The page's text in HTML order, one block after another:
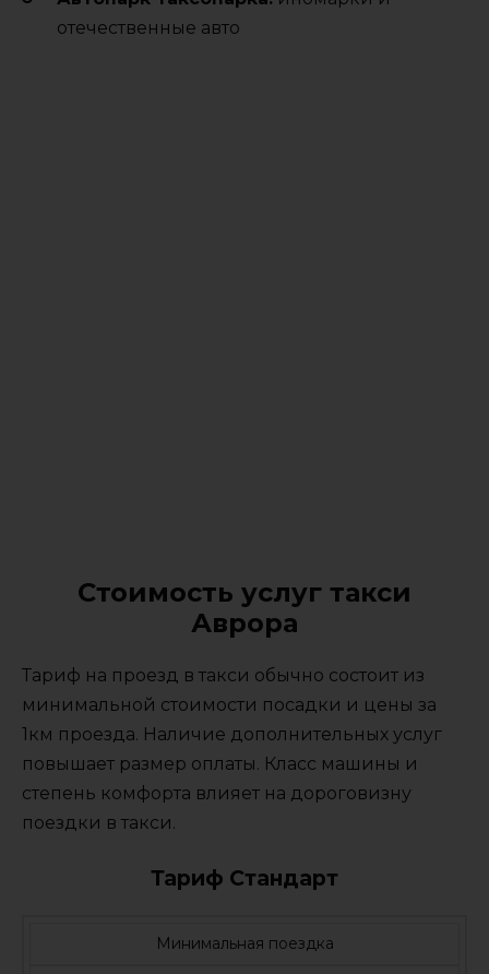
отечественные авто
Стоимость услуг такси
Аврора
Тариф на проезд в такси обычно состоит из
минимальной стоимости посадки и цены за
1км проезда. Наличие дополнительных услуг
повышает размер оплаты. Класс машины и
степень комфорта влияет на дороговизну
поездки в такси.
Тариф Стандарт
Минимальная поездка